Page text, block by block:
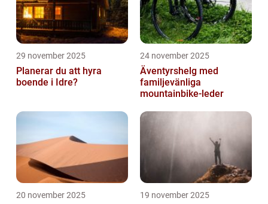
29 november 2025
Planerar du att hyra
boende i Idre?
24 november 2025
Äventyrshelg med
familjevänliga
mountainbike-leder
20 november 2025 19 november 2025